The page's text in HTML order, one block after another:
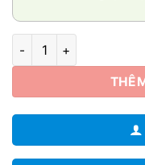
Love flower 005 số